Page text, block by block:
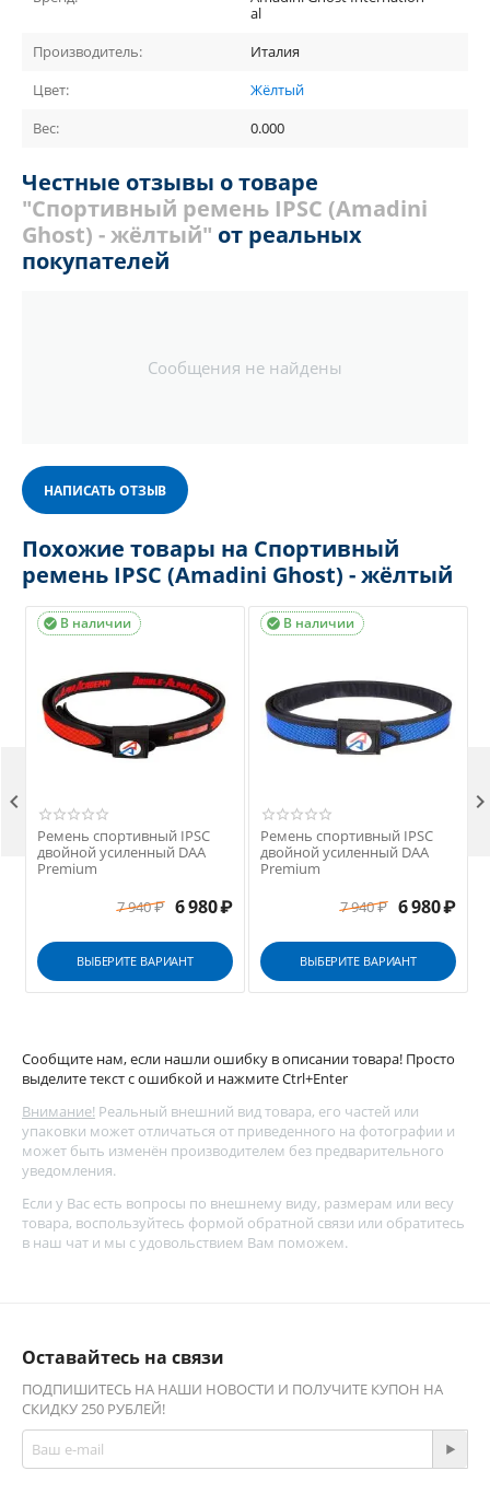
al
Производитель:
Италия
Цвет:
Жёлтый
Вес:
0.000
Честные отзывы о товаре
"Спортивный ремень IPSC (Amadini
Ghost) - жёлтый" от реальных
покупателей
Сообщения не найдены
НАПИСАТЬ ОТЗЫВ
Похожие товары на Спортивный
ремень IPSC (Amadini Ghost) - жёлтый
В наличии

Ремень спортивный IPSC
двойной усиленный DAA
Premium
7 940₽ 6 980₽
ВЫБЕРИТЕ ВАРИАНТ
В наличии

Ремень спортивный IPSC
двойной усиленный DAA
Premium
7 940₽ 6 980₽
ВЫБЕРИТЕ ВАРИАНТ

Сообщите нам, если нашли ошибку в описании товара! Просто
выделите текст с ошибкой и нажмите Ctrl+Enter
Внимание! Реальный внешний вид товара, его частей или
упаковки может отличаться от приведенного на фотографии и
может быть изменён производителем без предварительного
уведомления.
Если у Вас есть вопросы по внешнему виду, размерам или весу
товара, воспользуйтесь формой обратной связи или обратитесь
в наш чат и мы с удовольствием Вам поможем.
Оставайтесь на связи
ПОДПИШИТЕСЬ НА НАШИ НОВОСТИ И ПОЛУЧИТЕ КУПОН НА
СКИДКУ 250 РУБЛЕЙ!